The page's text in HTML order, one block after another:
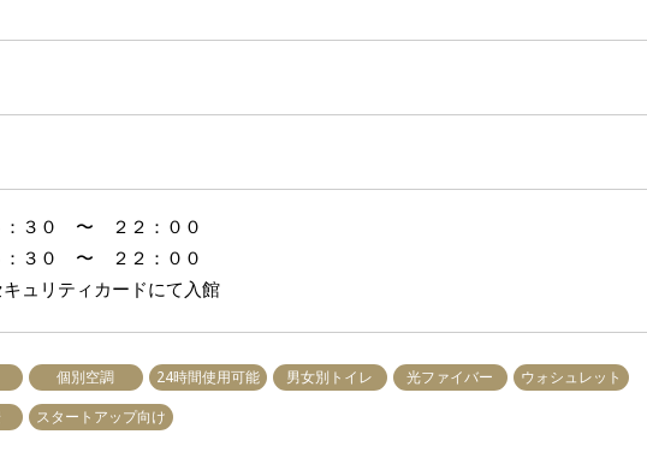
３０ 〜 ２２：００
３０ 〜 ２２：００
ュリティカードにて入館
個別空調 24時間使用可能 男女別トイレ 光ファイバー
ウォシュレット
スタートアップ向け